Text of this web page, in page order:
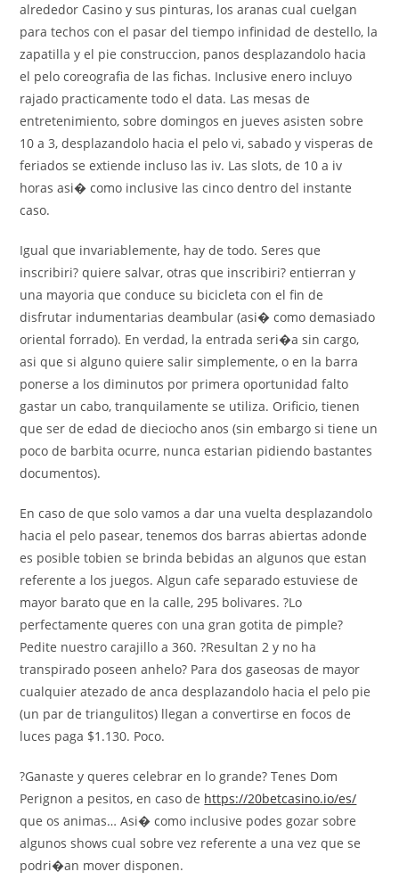
alrededor Casino y sus pinturas, los aranas cual cuelgan
para techos con el pasar del tiempo infinidad de destello, la
zapatilla y el pie construccion, panos desplazandolo hacia
el pelo coreografia de las fichas. Inclusive enero incluyo
rajado practicamente todo el data. Las mesas de
entretenimiento, sobre domingos en jueves asisten sobre
10 a 3, desplazandolo hacia el pelo vi, sabado y visperas de
feriados se extiende incluso las iv. Las slots, de 10 a iv
horas asi� como inclusive las cinco dentro del instante
caso.
Igual que invariablemente, hay de todo. Seres que
inscribiri? quiere salvar, otras que inscribiri? entierran y
una mayoria que conduce su bicicleta con el fin de
disfrutar indumentarias deambular (asi� como demasiado
oriental forrado). En verdad, la entrada seri�a sin cargo,
asi que si alguno quiere salir simplemente, o en la barra
ponerse a los diminutos por primera oportunidad falto
gastar un cabo, tranquilamente se utiliza. Orificio, tienen
que ser de edad de dieciocho anos (sin embargo si tiene un
poco de barbita ocurre, nunca estarian pidiendo bastantes
documentos).
En caso de que solo vamos a dar una vuelta desplazandolo
hacia el pelo pasear, tenemos dos barras abiertas adonde
es posible tobien se brinda bebidas an algunos que estan
referente a los juegos. Algun cafe separado estuviese de
mayor barato que en la calle, 295 bolivares. ?Lo
perfectamente queres con una gran gotita de pimple?
Pedite nuestro carajillo a 360. ?Resultan 2 y no ha
transpirado poseen anhelo? Para dos gaseosas de mayor
cualquier atezado de anca desplazandolo hacia el pelo pie
(un par de triangulitos) llegan a convertirse en focos de
luces paga $1.130. Poco.
?Ganaste y queres celebrar en lo grande? Tenes Dom
Perignon a pesitos, en caso de https://20betcasino.io/es/
que os animas… Asi� como inclusive podes gozar sobre
algunos shows cual sobre vez referente a una vez que se
podri�an mover disponen.